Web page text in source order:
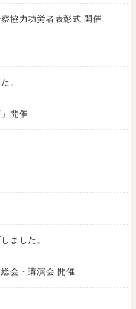
協力功労者表彰式 開催
。
」開催
ました。
会・講演会 開催